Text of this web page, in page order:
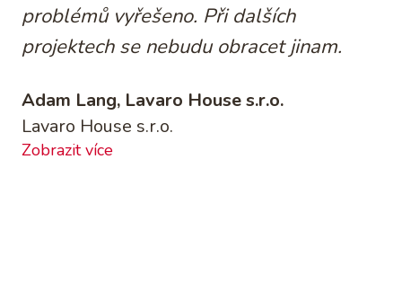
problémů vyřešeno. Při dalších
projektech se nebudu obracet jinam.
Adam Lang, Lavaro House s.r.o.
Lavaro House s.r.o.
Zobrazit více